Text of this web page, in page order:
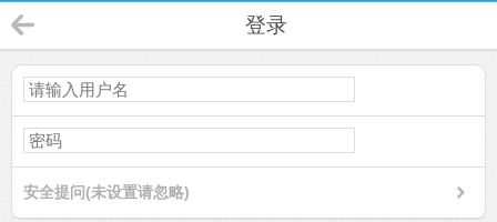
登录
安全提问(未设置请忽略)